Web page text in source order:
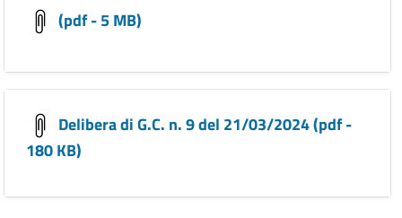
(pdf - 5 MB)
Delibera di G.C. n. 9 del 21/03/2024 (pdf -
180 KB)